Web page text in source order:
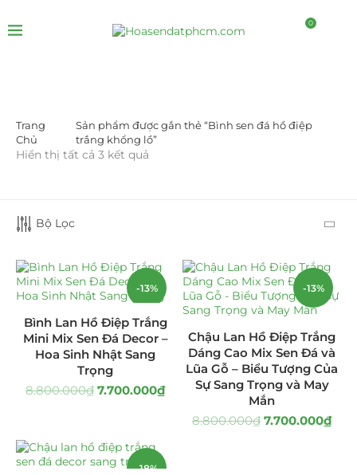
0
LỌC BỞI GIÁ
LỌC
DANH MỤC SẢN PHẨM
Chậu Sen Đá Mini
Trang
Chủ
Sản phẩm được gắn thẻ “Bình sen đá hồ điệp
trắng khổng lồ”
Hiển thị tất cả 3 kết quả
Bộ Lọc
-13%
Bình Lan Hồ Điệp Trắng
Mini Mix Sen Đá Decor –
Hoa Sinh Nhật Sang
Trọng
8.800.000₫ 7.700.000₫
-13%
Chậu Lan Hồ Điệp Trắng
Dáng Cao Mix Sen Đá và
Lũa Gỗ – Biểu Tượng Của
Sự Sang Trọng và May
Mắn
8.800.000₫ 7.700.000₫
-18%